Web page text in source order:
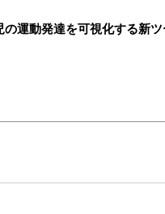
運動発達を可視化する新